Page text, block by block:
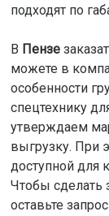
подходят по
В Пензе
можете в
особенности
спецтехнику
утверждаем
выгрузку. При
доступной для
Чтобы сделать
оставьте